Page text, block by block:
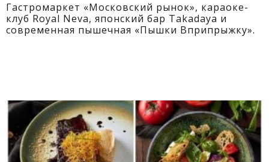
Гастромаркет «Московский рынок», караоке-
клуб Royal Neva, японский бар Takadaya и
современная пышечная «Пышки Вприпрыжку».